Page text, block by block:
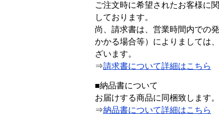
ご注文時に希望されたお客様に
しております。
尚、請求書は、営業時間内での
かかる場合等）によりましては
ざいます。
⇒請求書について詳細はこちら
■納品書について
お届けする商品に同梱致します。
⇒納品書について詳細はこちら